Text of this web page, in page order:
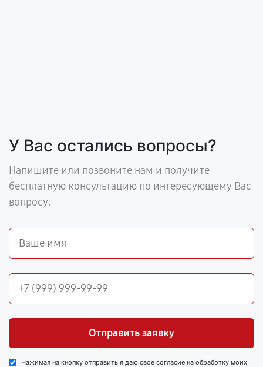
У Вас остались вопросы?
Напишите или позвоните нам и получите
бесплатную консультацию по интересующему Вас
вопросу.
Отправить заявку
Нажимая на кнопку отправить я даю свое согласие на обработку моих